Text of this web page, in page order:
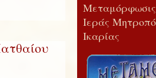
Ιεράς
Ικαρίας